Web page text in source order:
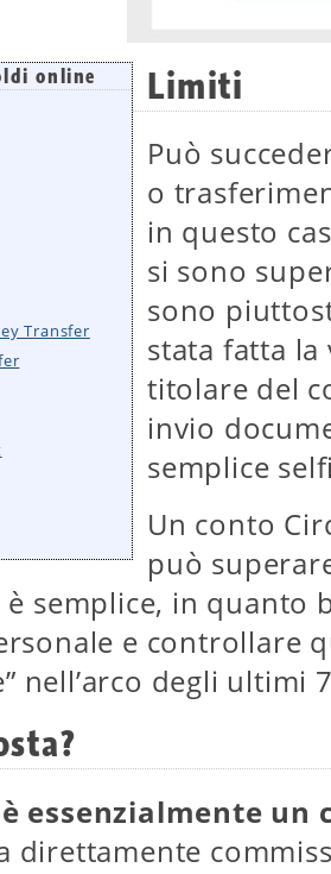
online
Transfer
Limiti
Può
o
in questo
si sono
sono
stata fatta la
titolare del
invio
semplice
Un conto
può
semplice, in quanto
e controllare
nell’arco degli ultimi
è essenzialmente
direttamente